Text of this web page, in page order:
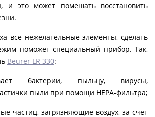
и это может помешать восстановить
все нежелательные элементы, сделать
поможет специальный прибор. Так,
Beurer LR 330:
бактерии, пыльцу, вирусы,
пыли при помощи НЕРА-фильтра;
частиц, загрязняющие воздух, за счет